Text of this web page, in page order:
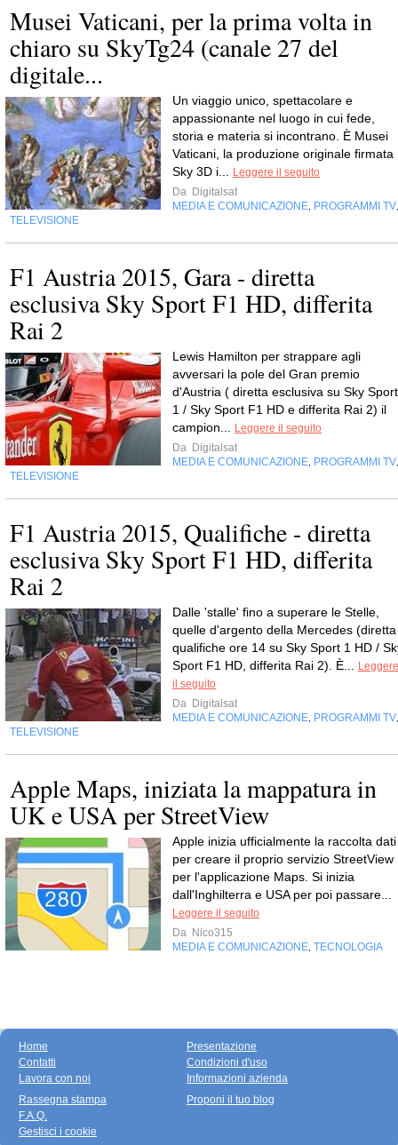
Musei Vaticani, per la prima volta in
chiaro su SkyTg24 (canale 27 del
digitale...
Un viaggio unico, spettacolare e
appassionante nel luogo in cui fede,
storia e materia si incontrano. È Musei
Vaticani, la produzione originale firmata
Sky 3D i...
Leggere il seguito
Da Digitalsat
MEDIA E COMUNICAZIONE PROGRAMMI TV
TELEVISIONE
F1 Austria 2015, Gara - diretta
esclusiva Sky Sport F1 HD, differita
Rai 2
Lewis Hamilton per strappare agli
avversari la pole del Gran premio
d'Austria ( diretta esclusiva su Sky Sport
1 / Sky Sport F1 HD e differita Rai 2) il
campion...
Leggere il seguito
Da Digitalsat
MEDIA E COMUNICAZIONE PROGRAMMI TV
TELEVISIONE
F1 Austria 2015, Qualifiche - diretta
esclusiva Sky Sport F1 HD, differita
Rai 2
Dalle 'stalle' fino a superare le Stelle,
quelle d'argento della Mercedes (diretta
qualifiche ore 14 su Sky Sport 1 HD /
Sport F1 HD, differita Rai 2). È...
Leggere
il seguito
Da Digitalsat
MEDIA E COMUNICAZIONE PROGRAMMI TV
TELEVISIONE
Apple Maps, iniziata la mappatura in
UK e USA per StreetView
Apple inizia ufficialmente la raccolta dati
per creare il proprio servizio StreetView
per l'applicazione Maps. Si inizia
dall'Inghilterra e USA per poi passare...
Leggere il seguito
Da Nico315
MEDIA E COMUNICAZIONE TECNOLOGIA
Home
Contatti
Lavora con noi
Presentazione
Condizioni d'uso
Informazioni azienda
Rassegna stampa
F.A.Q.
Gestisci i cookie
Proponi il tuo blog